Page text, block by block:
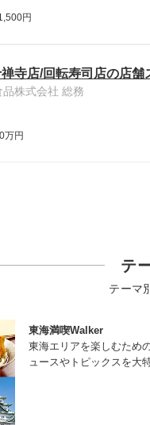
円
寺店/回転寿司店の店舗
株式会社 総務
万円
テ
テーマ
東海満喫Walker
東海エリアを楽しむため
ュースやトピックスを大